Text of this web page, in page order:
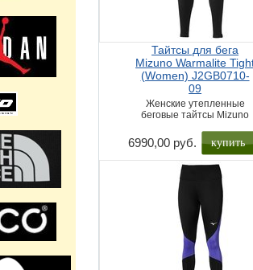
Тайтсы для бега
Mizuno Warmalite
(Women) J2GB0710-
09
Женские утепленные
беговые тайтсы Mizuno
6990,00 руб. купить